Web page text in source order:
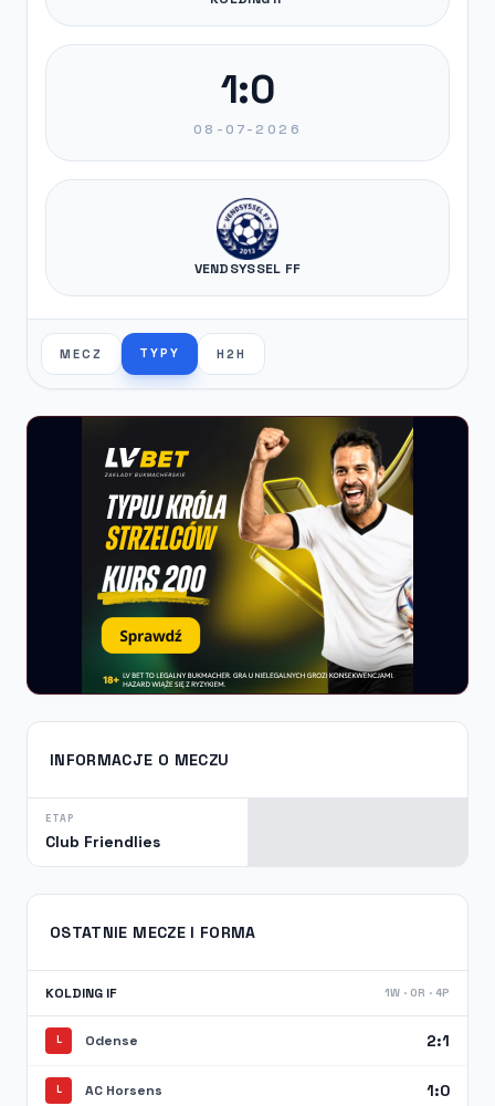
1:0
08-07-2026
VENDSYSSEL FF
MECZ TYPY H2H
INFORMACJE O MECZU
ETAP
Club Friendlies
OSTATNIE MECZE I FORMA
KOLDING IF 1W · 0R · 4P
L Odense 2:1
L AC Horsens 1:0